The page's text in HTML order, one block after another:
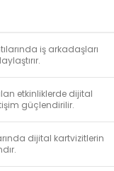
iş arkadaşları
etkinliklerde dijital
güçlendirilir.
dijital kartvizitlerin